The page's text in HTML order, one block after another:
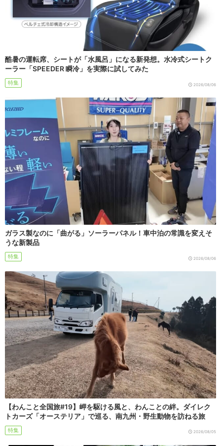
酷暑の運転席、シートが「水風呂」になる新発想。水冷式シートク
ーラー「SPEEDER 瞬冷」を実際に試してみた
特集 2026/08/06
ガラス製なのに「曲がる」ソーラーパネル！車中泊の常識を変えそ
うな新製品
特集 2026/08/06
【わんこと全国旅#19】岬を駆ける風と、わんことの絆。ダイレク
トカーズ「オーステリア」で巡る、南九州・野生動物を訪ねる旅
特集 2026/08/05